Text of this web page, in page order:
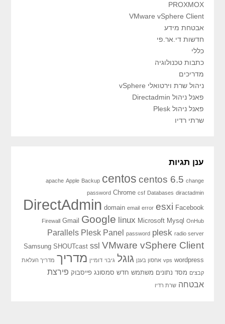
PROXMOX
VMware vSphere Client
אבטחת מידע
חדשות די.אר.פי
כללי
כתבות טכנולוגיה
מדריכים
ניהול שרת וירטואלי vSphere
פאנל ניהול Directadmin
פאנל ניהול Plesk
שרתי רדיו
ענן תגיות
apache Apple Backup centos centos 6.5 change
password Chrome csf Databases diractadmin
DirectAdmin domain email error esxi Facebook
Firewall Gmail Google linux Microsoft Mysql OnHub
Parallels Plesk Panel password plesk radio server
Samsung SHOUTcast ssl VMware vSphere Client
vps wordpress אחסון בענן גוגל גיבוי דומיין מדריך מדריך העלאת
קבצים מסד נתונים משתמש חדש סמסונג פייסבוק פירצת
אבטחה שרת רדיו